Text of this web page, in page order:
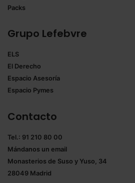
Saber más acerca de las cookies
Packs
Grupo Lefebvre
ELS
El Derecho
Espacio Asesoría
Espacio Pymes
Contacto
Tel.: 91 210 80 00
Mándanos un email
Monasterios de Suso y Yuso, 34
28049 Madrid